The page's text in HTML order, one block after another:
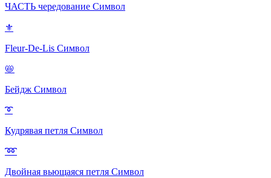
ЧАСТЬ чередование Символ
⚜
Fleur-De-Lis Символ
📛
Бейдж Символ
➰
Кудрявая петля Символ
➿
Двойная вьющаяся петля Символ